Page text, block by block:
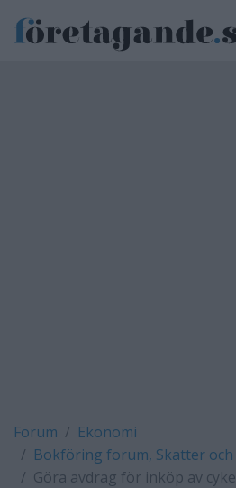
Forum
Ekonomi
Bokföring forum, Skatter
Göra avdrag för inköp av